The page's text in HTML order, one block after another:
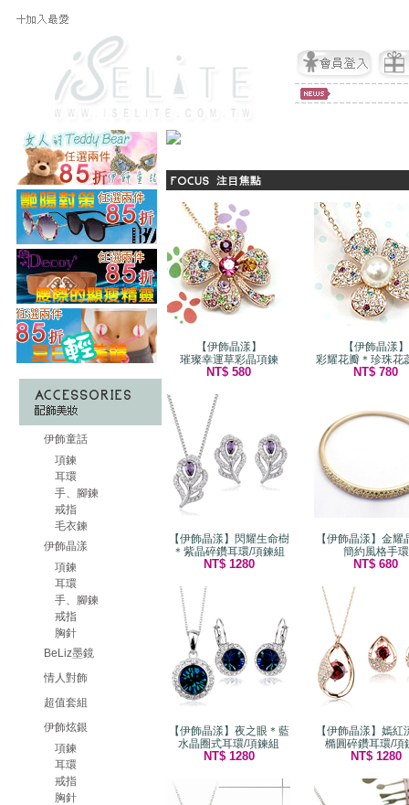
伊飾童話
項鍊
耳環
手、腳鍊
戒指
毛衣鍊
伊飾晶漾
項鍊
耳環
手、腳鍊
戒指
胸針
BeLiz墨鏡
情人對飾
超值套組
伊飾炫銀
項鍊
耳環
戒指
胸針
【伊飾晶漾】
璀璨幸運草彩晶項鍊
NT$ 580
【伊飾晶漾】
彩耀花瓣＊珍珠花
NT$ 780
【伊飾晶漾】閃耀生命樹
＊紫晶碎鑽耳環/項鍊組
NT$ 1280
【伊飾晶漾】金耀
簡約風格手環
NT$ 680
【伊飾晶漾】夜之眼＊藍
水晶圈式耳環/項鍊組
NT$ 1280
【伊飾晶漾】嫣紅
橢圓碎鑽耳環/項
NT$ 1280